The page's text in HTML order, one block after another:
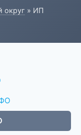
округ » ИП